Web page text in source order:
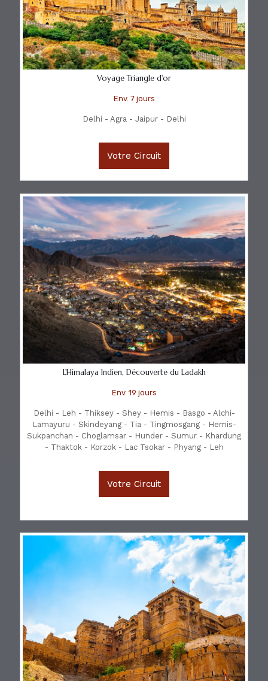
Voyage Triangle d'or
Env. 7 jours
Delhi - Agra - Jaipur - Delhi
Votre Circuit
L'Himalaya Indien, Découverte du Ladakh
Env. 19 jours
Delhi - Leh - Thiksey - Shey - Hemis - Basgo - Alchi-
Lamayuru - Skindeyang - Tia - Tingmosgang - Hemis-
Sukpanchan - Choglamsar - Hunder - Sumur - Khardung
- Thaktok - Korzok - Lac Tsokar - Phyang - Leh
Votre Circuit